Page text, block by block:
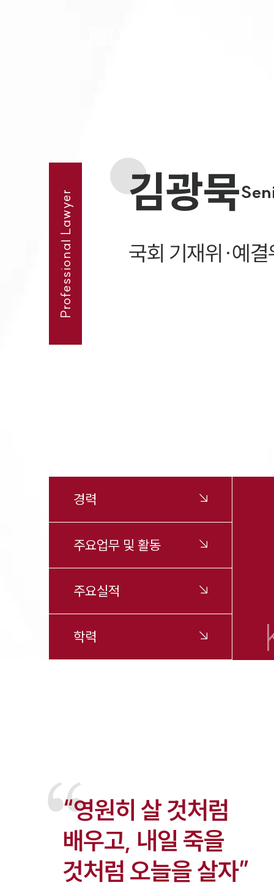
Professional Lawyer 김광묵
경력
주요업무 및 활동
주요실적
학력
“영원히 살 것처럼
배우고, 내일 죽을
것처럼 오늘을 살자”